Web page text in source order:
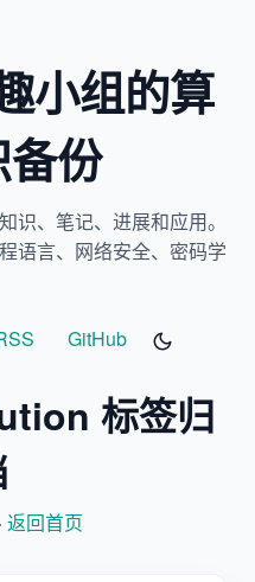
小组的算
份
识、笔记、进展和应用。
语言、网络安全、密码学
GitHub
标签归
返回首页